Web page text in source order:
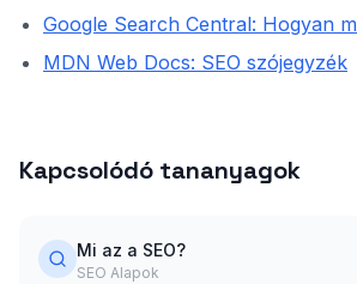
Google Search Central: Hogyan
MDN Web Docs: SEO szójegyzék
Kapcsolódó tananyagok
Mi az a SEO?
SEO Alapok